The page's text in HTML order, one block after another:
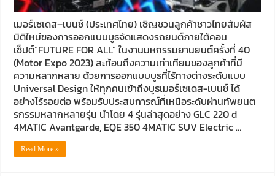
เมอร์เซเดส–เบนซ์ (ประเทศไทย) เชิญชวนลูกค้าชาวไทยสัมผัส
มิติใหม่ของการออกแบบบูธจัดแสดงรถยนต์ภายใต้คอน
เซ็ปต์“FUTURE FOR ALL” ในงานมหกรรมยานยนต์ครั้งที่ 40
(Motor Expo 2023) สะท้อนถึงความเท่าเทียมของลูกค้าที่มี
ความหลากหลาย ด้วยการออกแบบบูธที่ไร้ทางต่างระดับแบบ
Universal Design ให้ทุกคนเข้าถึงบูธเมอร์เซเดส-เบนซ์ ได้
อย่างไร้รอยต่อ พร้อมรับประสบการณ์ที่เหนือระดับผ่านทัพยนต
รกรรมหลากหลายรุ่น นำโดย 4 รุ่นล่าสุดอย่าง GLC 220 d
4MATIC Avantgarde, EQE 350 4MATIC SUV Electric …
Read More »